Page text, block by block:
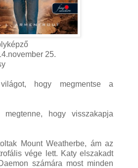
25.
hogy megmentse a
megtenne, hogy visszakapja
Mount Weatherbe, ám az
vége lett. Katy elszakadt
számára most minden